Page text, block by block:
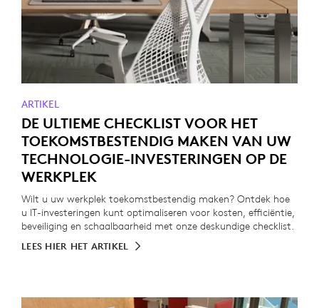
ARTIKEL
DE ULTIEME CHECKLIST VOOR HET
TOEKOMSTBESTENDIG MAKEN VAN UW
TECHNOLOGIE-INVESTERINGEN OP DE
WERKPLEK
Wilt u uw werkplek toekomstbestendig maken? Ontdek hoe
u IT-investeringen kunt optimaliseren voor kosten, efficiëntie,
beveiliging en schaalbaarheid met onze deskundige checklist.
LEES HIER HET ARTIKEL